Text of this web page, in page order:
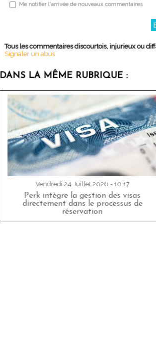
Me notifier l'arrivée de nouveaux commentaires
Tous les commentaires discourtois, injurieux ou
Signaler un abus
DANS LA MÊME RUBRIQUE :
Vendredi 24 Juillet 2026 - 10:17
Perk intègre la gestion des visas
directement dans le processus de
réservation